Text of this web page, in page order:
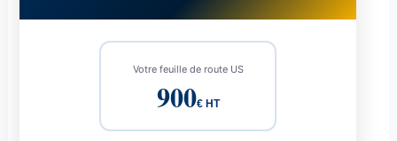
Votre feuille de route US
900€ HT